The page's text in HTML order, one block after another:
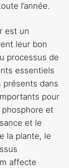
l’année.
est un
leur bon
processus de
essentiels
dans
pour
phosphore et
et le
la plante, le
affecte